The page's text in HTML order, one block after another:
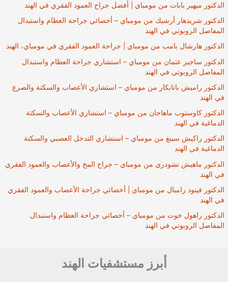
الدكتور ميهير بابات من مومباي | أفضل جراح العمود الفقري في الهند
الدكتور شريدهار أرشيك من مومباي – أخصائي جراحة العظام واستبدال
المفاصل الروبوتي في الهند
الدكتور هارشال بامب من مومباي | جراحة العمود الفقري في مومباي، الهند
الدكتور ساجير عثمان من مومباي – استشاري جراحة العظام واستبدال
المفاصل الروبوتي في الهند
الدكتور راميش باتانكار من مومباي – استشاري الأعصاب والسكتة والصرع
في الهند
الدكتور كاوستوب ماهاجان من مومباي – استشاري الأعصاب والسكتة
الدماغية في الهند
الدكتور راكيش سينغ من مومباي – استشاري التدخل العصبي والسكتة
الدماغية في الهند
الدكتور ماهيش تشودري من مومباي – جراح المخ والأعصاب والعمود الفقري
في الهند
الدكتور فينود رامبال من مومباي | أخصائي جراحة الأعصاب والعمود الفقري
في الهند
الدكتور راهول خوت من مومباي – أخصائي جراحة العظام واستبدال
المفاصل الروبوتي في الهند
أبرز مستشفيات الهند